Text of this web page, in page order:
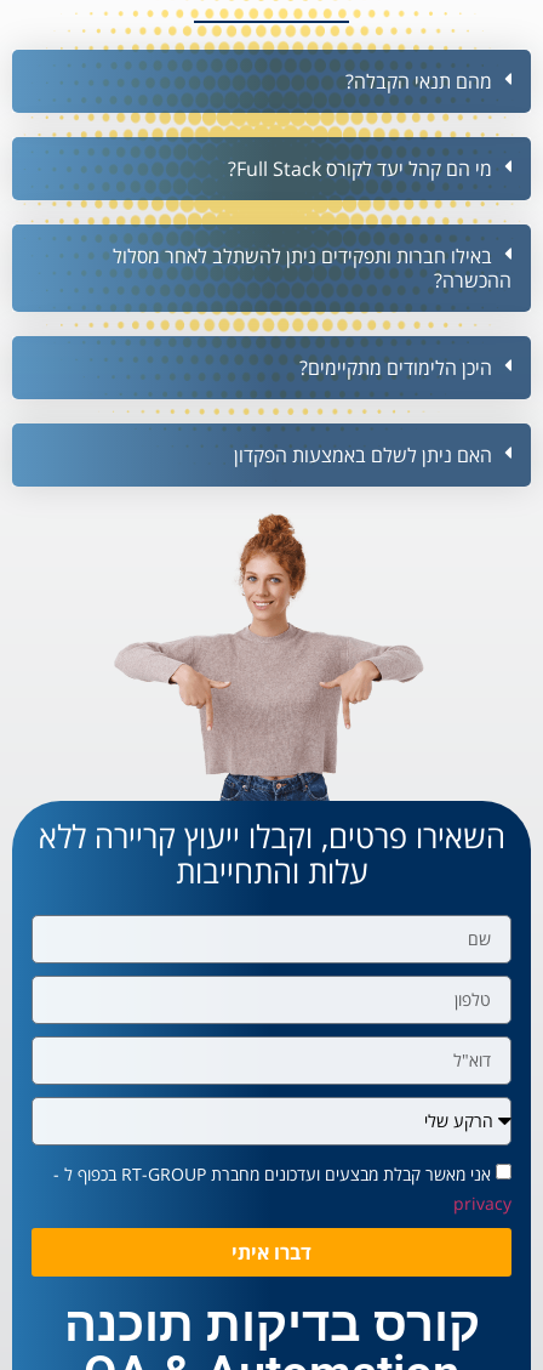
מהם תנאי הקבלה?
מי הם קהל יעד לקורס Full Stack?
באילו חברות ותפקידים ניתן להשתלב לאחר מסלול
ההכשרה?
היכן הלימודים מתקיימים?
האם ניתן לשלם באמצעות הפקדון
השאירו פרטים, וקבלו ייעוץ קריירה ללא
עלות והתחייבות
אני מאשר קבלת מבצעים ועדכונים מחברת RT-GROUP בכפוף ל -
privacy
דברו איתי
קורס בדיקות תוכנה